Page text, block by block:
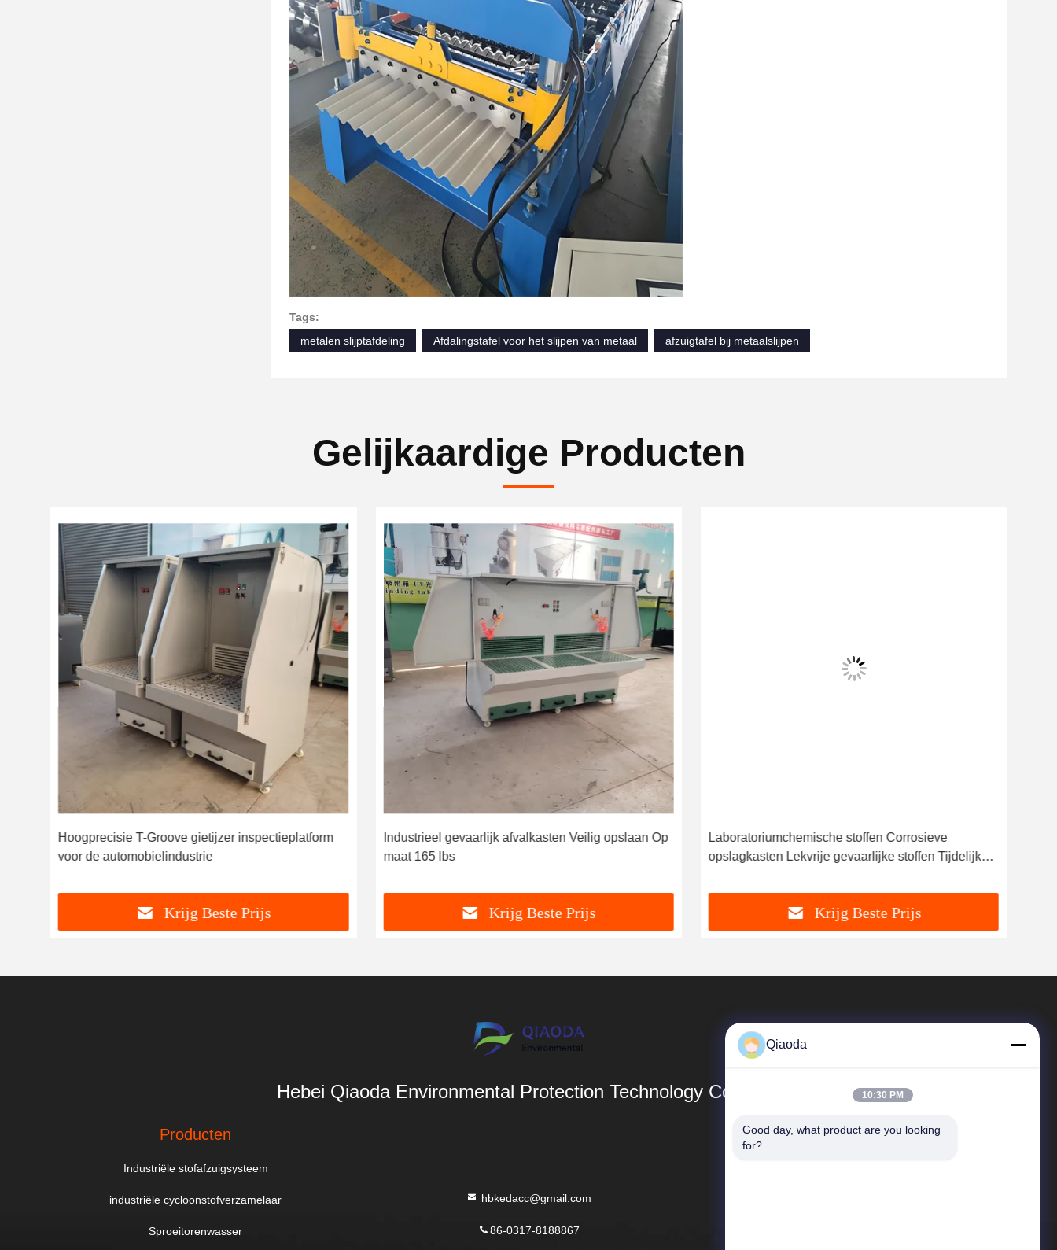
Tags:
metalen slijptafdeling
Afdalingstafel voor het slijpen van metaal afzuigtafel bij metaalslijpen
Gelijkaardige Producten
Hoogprecisie T-Groove gietijzer inspectieplatform
voor de automobielindustrie
Krijg Beste Prijs
Industrieel gevaarlijk afvalkasten Veilig opslaan Op
maat 165 lbs
Krijg Beste Prijs
Laboratoriumchemische stoffen Corrosieve
opslagkasten Lekvrije gevaarlijke stoffen Tijdelijke
Krijg Beste Prijs
Hebei Qiaoda Environmental Protection Technology Co., Ltd.
Producten
Industriële stofafzuigsysteem
industriële cycloonstofverzamelaar
Sproeitorenwasser
hbkedacc@gmail.com
86-0317-8188867
Snelkoppelingen
Qiaoda
10:30 PM
Good day, what product are you looking
for?